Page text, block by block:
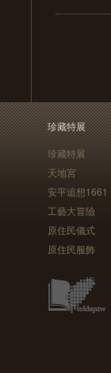
珍藏特展
珍藏特展
天地宮
安平追想1661
工藝大冒險
原住民儀式
原住民服飾